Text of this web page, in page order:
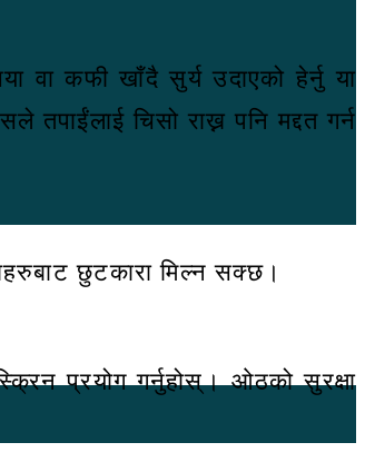
वा कफी खाँदै सुर्य उदाएको हेर्नु या
चिसो राख्न पनि मद्दत गर्न
छुटकारा मिल्न सक्छ।
प्रयोग गर्नुहोस्। ओठको सुरक्षा